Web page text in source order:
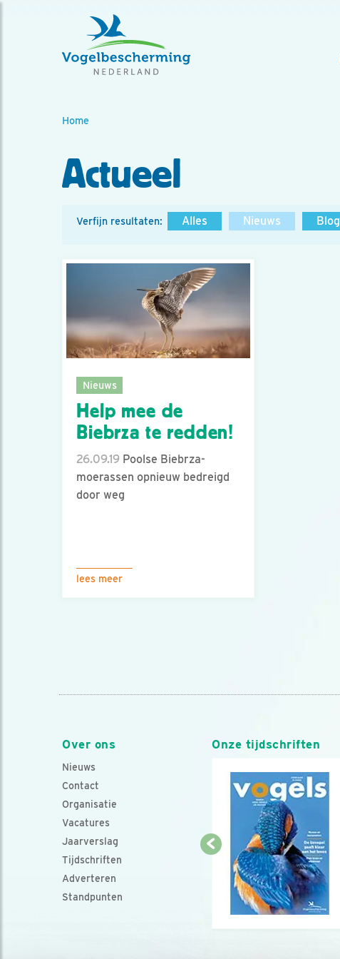
Home
Actueel
Verfijn resultaten: Alles Nieuws Blog
Nieuws
Help mee de
Biebrza te redden!
26.09.19 Poolse Biebrza-
moerassen opnieuw bedreigd
door weg
lees meer
Over ons
Nieuws
Contact
Organisatie
Vacatures
Jaarverslag
Tijdschriften
Adverteren
Standpunten
Onze tijdschriften